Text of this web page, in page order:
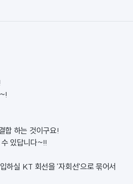
합 하는 것이구요!
있답니다~!!
하실 KT 회선을 '자회선'으로 묶어서